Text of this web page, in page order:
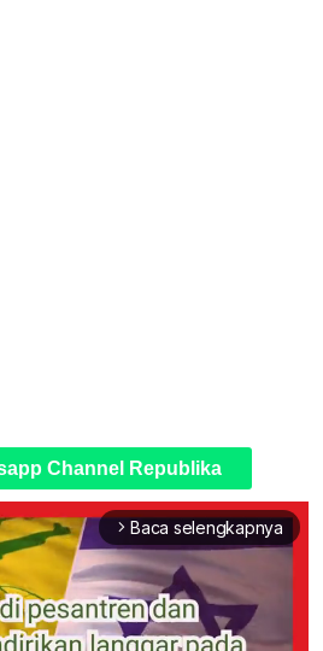
Channel Republika
arrow_forward_ios Baca selengkapnya